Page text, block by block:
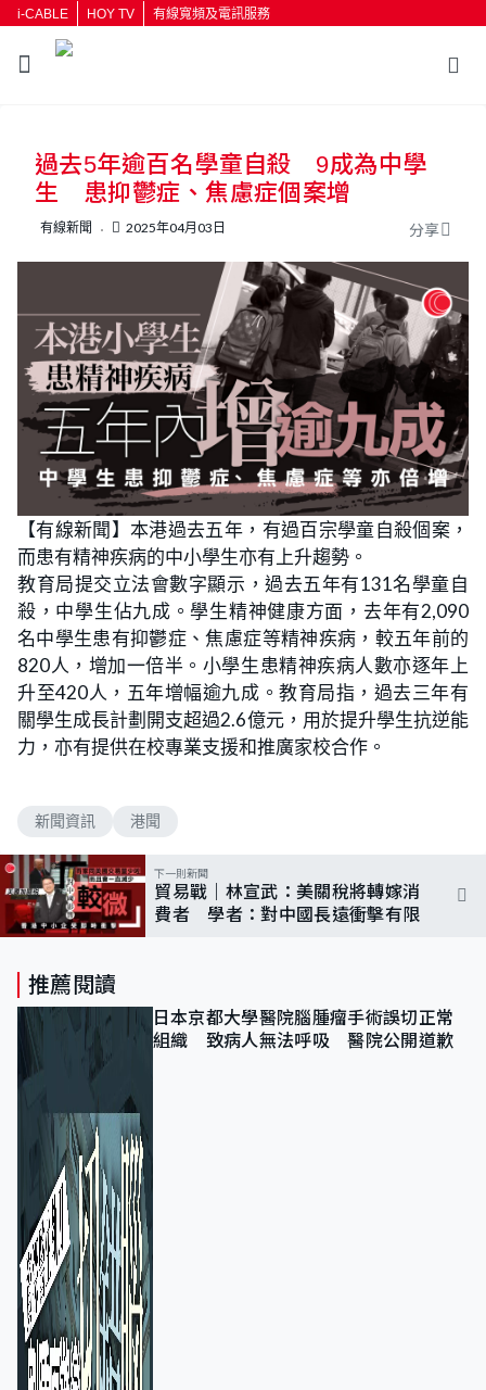
i-CABLE HOY TV 有線寬頻及電訊服務
過去5年逾百名學童自殺 9成為中學
生 患抑鬱症、焦慮症個案增
有線新聞 2025年04月03日 分享
【有線新聞】本港過去五年，有過百宗學童自殺個案，
而患有精神疾病的中小學生亦有上升趨勢。
教育局提交立法會數字顯示，過去五年有131名學童自
殺，中學生佔九成。學生精神健康方面，去年有2,090
名中學生患有抑鬱症、焦慮症等精神疾病，較五年前的
820人，增加一倍半。小學生患精神疾病人數亦逐年上
升至420人，五年增幅逾九成。教育局指，過去三年有
關學生成長計劃開支超過2.6億元，用於提升學生抗逆能
力，亦有提供在校專業支援和推廣家校合作。
新聞資訊 港聞
下一則新聞
貿易戰｜林宣武：美關稅將轉嫁消
費者 學者：對中國長遠衝擊有限
推薦閱讀
日本京都大學醫院腦腫瘤手術誤切正常
組織 致病人無法呼吸 醫院公開道歉